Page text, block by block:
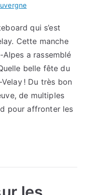
qui s’est
Cette manche
a rassemblé
belle fête du
! Du très bon
de multiples
pour affronter les